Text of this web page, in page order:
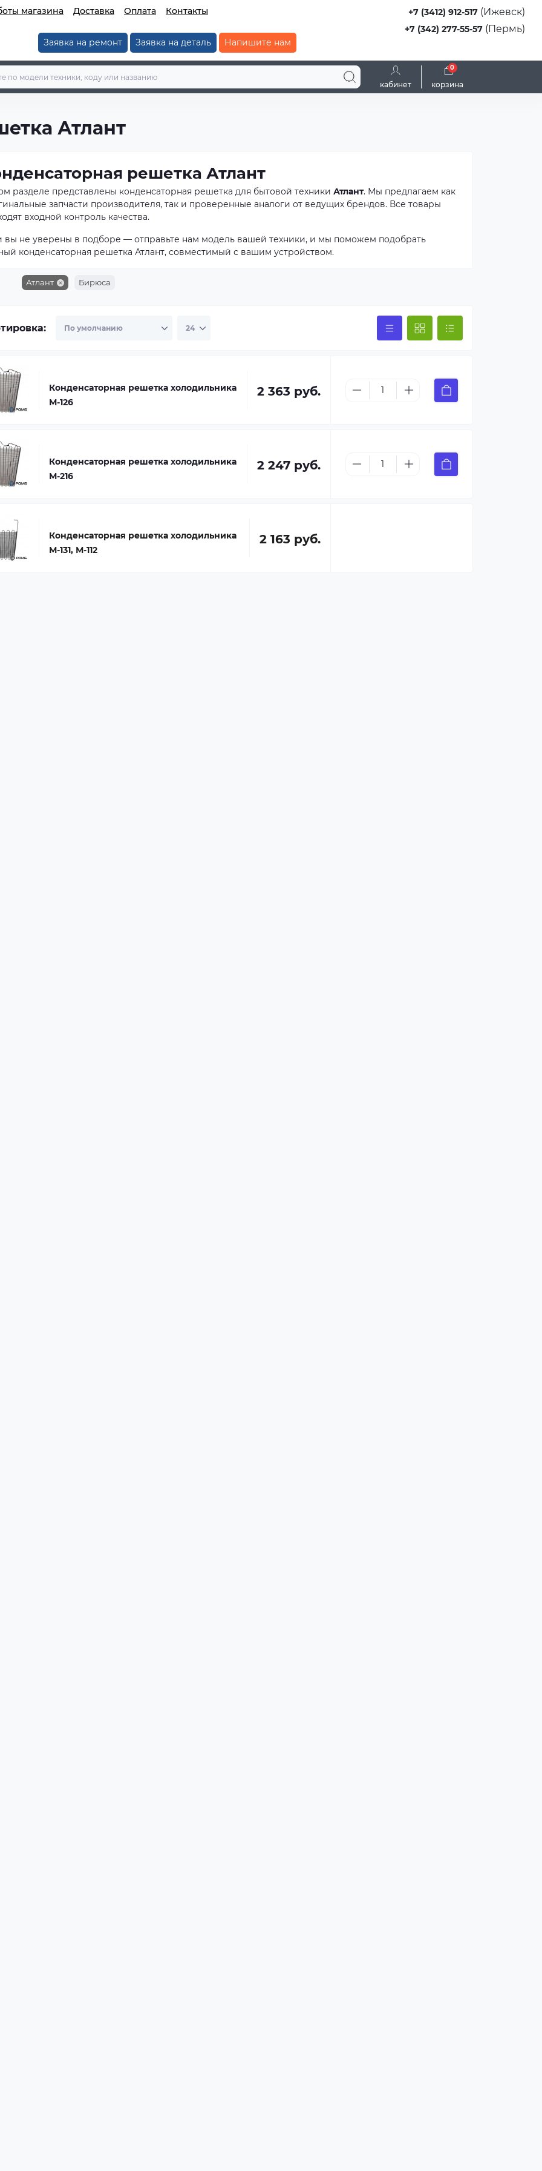
магазина Доставка Оплата Контакты
Заявка на ремонт Заявка на деталь Напишите нам
+7 (3412) 912-517 (Ижевск)
+7 (342) 277-55-57 (Пермь)
кабинет корзина
0
Атлант
решетка Атлант
разделе представлены конденсаторная решетка для бытовой техники Атлант. Мы предлагаем как
запчасти производителя, так и проверенные аналоги от ведущих брендов. Все товары
входной контроль качества.
вы не уверены в подборе — отправьте нам модель вашей техники, и мы поможем подобрать
конденсаторная решетка Атлант, совместимый с вашим устройством.
Атлант Бирюса
Конденсаторная решетка холодильника
М-126
2 363 руб.
Конденсаторная решетка холодильника
М-216
2 247 руб.
Конденсаторная решетка холодильника
М-131, М-112
2 163 руб.